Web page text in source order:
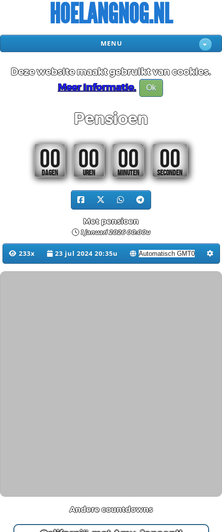
HOELANGNOG.NL
MENU
Deze website maakt gebruikt van cookies.
Meer informatie.
Ok
Pensioen
00
DAGEN
00
UREN
00
MINUTEN
00
SECONDEN
Met pensioen
1 januari 2026 00:00u
233x 23 jul 2024 20:35u
Andere countdowns